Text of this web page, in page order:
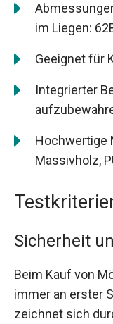
im Liegen:
Geeignet für
Integrierter
Hochwertige
Massivholz,
Sicherheit
Beim Kauf von
immer an erster
zeichnet sich